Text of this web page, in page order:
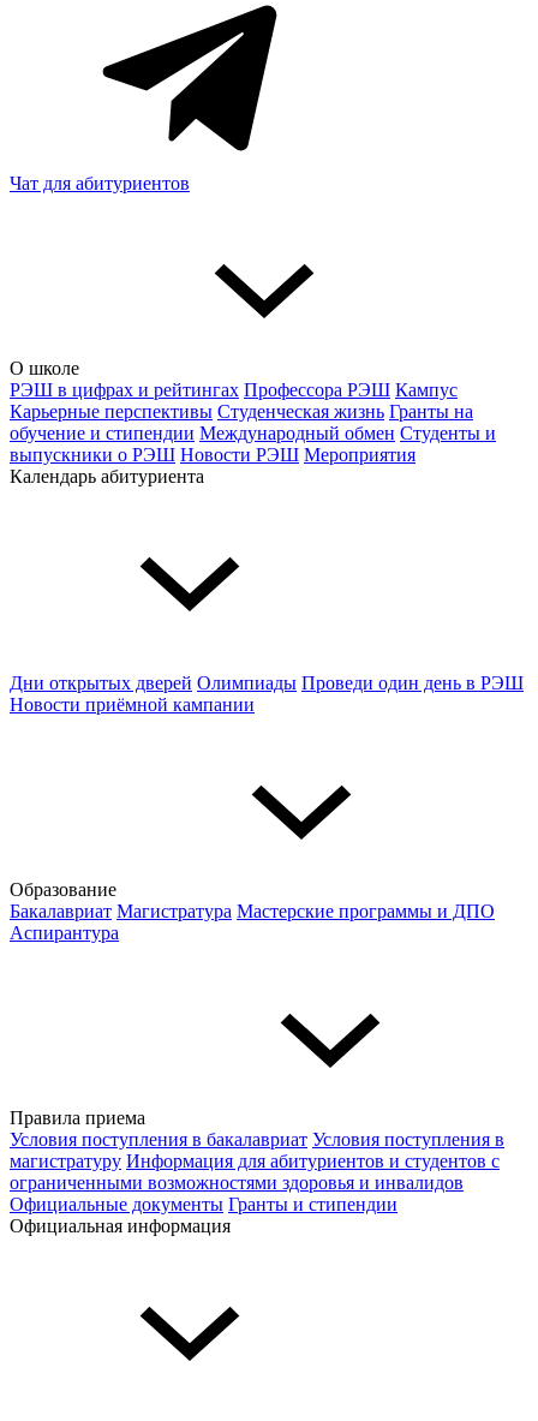
Чат для абитуриентов
О школе
РЭШ в цифрах и рейтингах Профессора РЭШ Кампус
Карьерные перспективы Студенческая жизнь Гранты на
обучение и стипендии Международный обмен Студенты и
выпускники о РЭШ Новости РЭШ Мероприятия
Календарь абитуриента
Дни открытых дверей Олимпиады Проведи один день в РЭШ
Новости приёмной кампании
Образование
Бакалавриат Магистратура Мастерские программы и ДПО
Аспирантура
Правила приема
Условия поступления в бакалавриат Условия поступления в
магистратуру Информация для абитуриентов и студентов с
ограниченными возможностями здоровья и инвалидов
Официальные документы Гранты и стипендии
Официальная информация